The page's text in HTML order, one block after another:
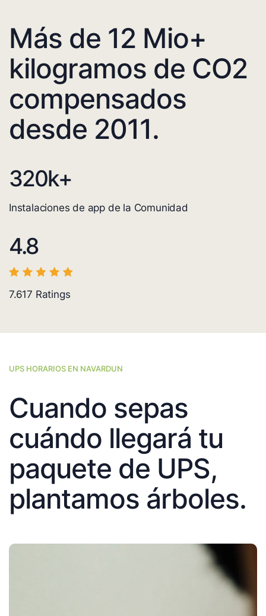
Más de 12 Mio+
kilogramos de CO2
compensados
desde 2011.
320k+
Instalaciones de app de la Comunidad
4.8
7.617 Ratings
UPS HORARIOS EN NAVARDUN
Cuando sepas
cuándo llegará tu
paquete de UPS,
plantamos árboles.